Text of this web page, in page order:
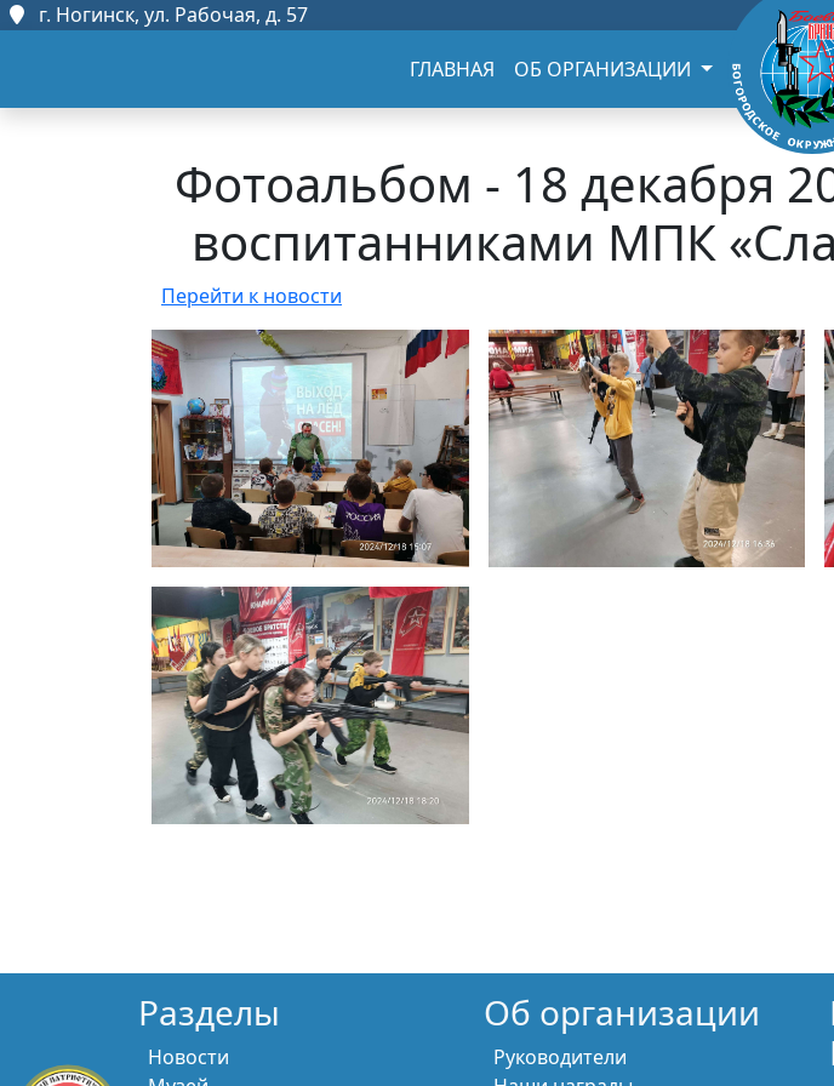
г. Ногинск, ул. Рабочая, д. 57
ГЛАВНАЯ ОБ ОРГАНИЗАЦИИ
Фотоальбом - 18 декабря
воспитанниками МПК
Перейти к новости
Разделы
Новости
Об организации
Руководители